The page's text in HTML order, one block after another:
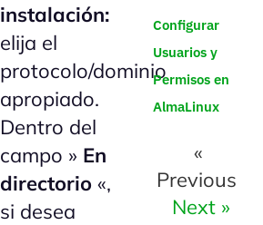
instalación:
elija el
protocolo/dominio
apropiado.
Dentro del
campo » En
directorio «,
si desea
Configurar
Usuarios y
Permisos en
AlmaLinux
«
Previous
Next »